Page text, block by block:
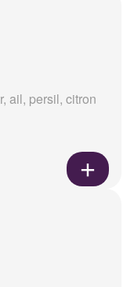
ail, persil, citron